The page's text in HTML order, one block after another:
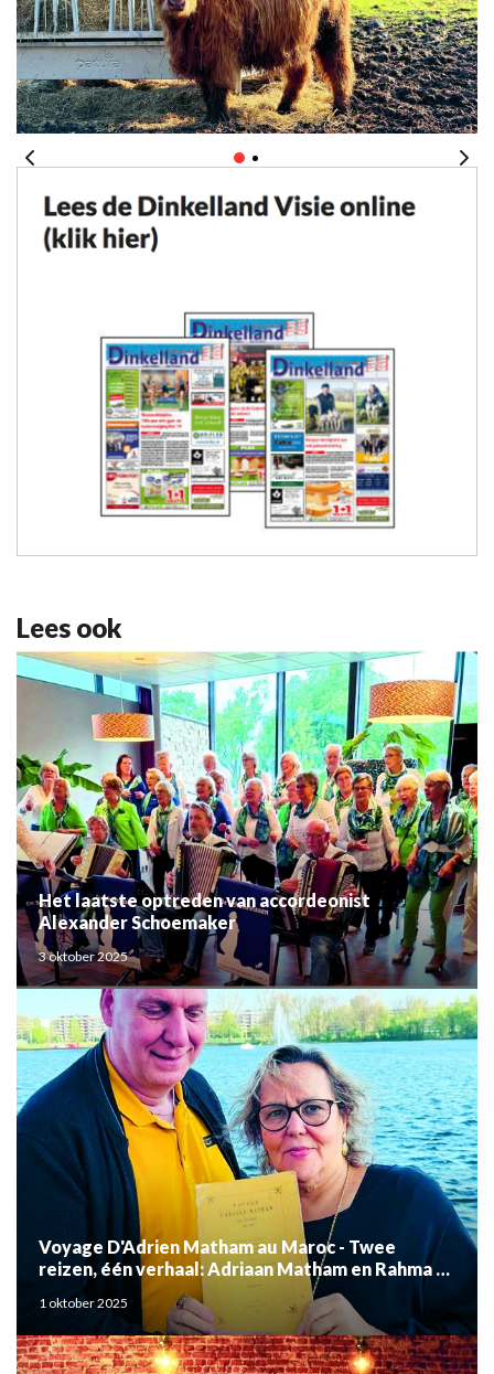
Lees ook
Het laatste optreden van accordeonist
Alexander Schoemaker
3 oktober 2025
Voyage D'Adrien Matham au Maroc - Twee
reizen, één verhaal: Adriaan Matham en Rahma el
Mouden
1 oktober 2025